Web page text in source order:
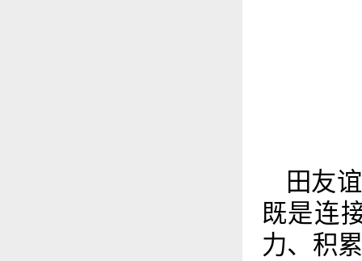
田友
既是连
力、积